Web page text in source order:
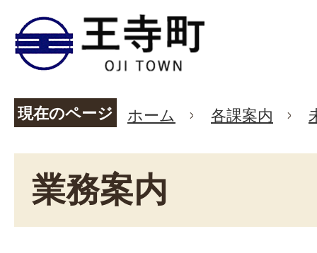
現在のページ ホーム 各課案内
業務案内